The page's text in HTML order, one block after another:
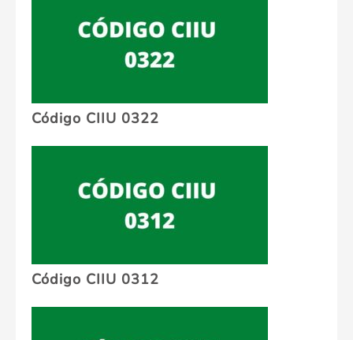
Código CIIU 0322
Código CIIU 0312